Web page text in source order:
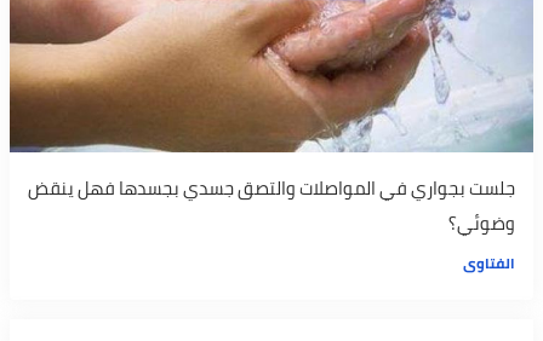
جلست بجواري في المواصلات والتصق جسدي بجسدها فهل ينقض
وضوئي؟
الفتاوى